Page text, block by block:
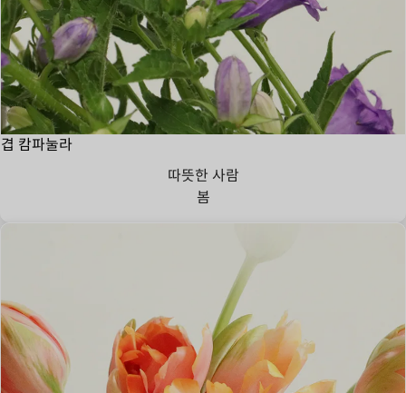
겹 캄파눌라
따뜻한 사람
봄